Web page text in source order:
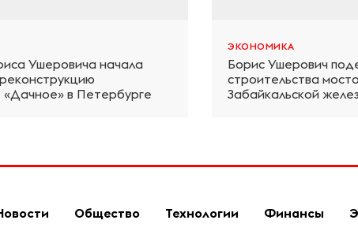
Ушеровича начала
в Петербурге
ЭКОНОМИКА
Борис Ушерович
строительства
Забайкальской
Общество Технологии Финансы